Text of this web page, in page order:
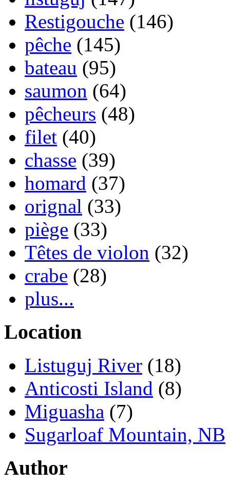
Restigouche (146)
pêche (145)
bateau (95)
saumon (64)
pêcheurs (48)
filet (40)
chasse (39)
homard (37)
orignal (33)
piège (33)
Têtes de violon (32)
crabe (28)
plus...
Location
Listuguj River (18)
Anticosti Island (8)
Miguasha (7)
Sugarloaf Mountain, NB
Author